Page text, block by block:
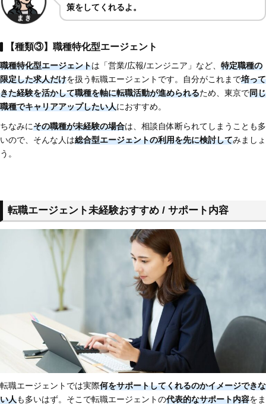
策をしてくれるよ。
【種類③】職種特化型エージェント
職種特化型エージェントは「営業/広報/エンジニア」など、 特定職種の
限定した求人だけを扱う転職エージェントです。自分がこれまで培って
きた経験を活かして職種を軸に転職活動が進められるため、東京で同じ
職種でキャリアアップしたい人におすすめ。
ちなみにその職種が未経験の場合は、相談自体断られてしまうことも多
いので、そんな人は総合型エージェントの利用を先に検討してみましょ
う。
転職エージェント未経験おすすめ / サポート内容
転職エージェントでは実際何をサポートしてくれるのかイメージできな
い人も多いはず。そこで転職エージェントの代表的なサポート内容をま